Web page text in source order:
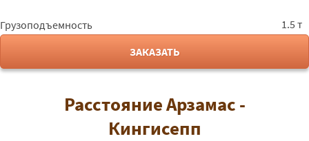
Грузоподъемность
1.5 т
ЗАКАЗАТЬ
Расстояние Арзамас -
Кингисепп